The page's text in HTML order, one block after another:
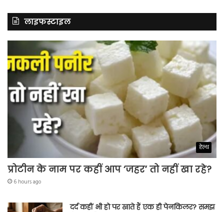
लाइफस्टाइल
हेल्थ
प्रोटीन के नाम पर कहीं आप ‘जहर’ तो नहीं खा रहे?
6 hours ago
दर्द कहीं भी हो पर खाते हैं एक ही पेनकिलर? समझ